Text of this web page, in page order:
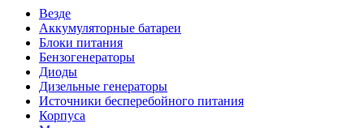
Везде
Аккумуляторные батареи
Блоки питания
Бензогенераторы
Диоды
Дизельные генераторы
Источники бесперебойного питания
Корпуса